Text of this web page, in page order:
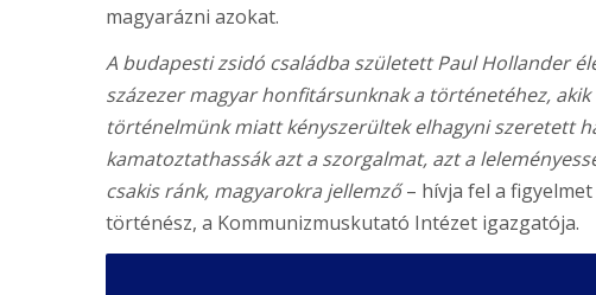
magyarázni azokat.
A budapesti zsidó családba született Paul Hollander
százezer magyar honfitársunknak a történetéhez,
történelmünk miatt kényszerültek elhagyni szeretett
kamatoztathassák azt a szorgalmat, azt a
csakis ránk, magyarokra jellemző– hívja fel a
történész, a Kommunizmuskutató Intézet igazgatója.